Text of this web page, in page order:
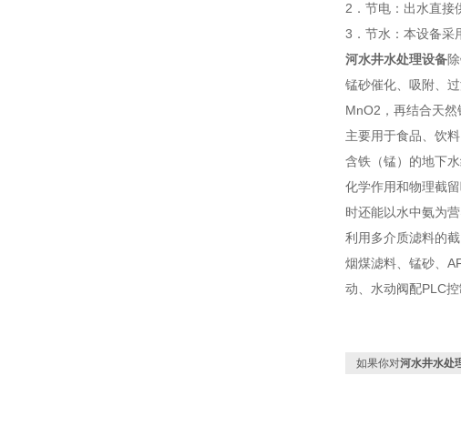
2．节电：出水直接
3．节水：本设备采
河水井水处理设备
锰砂催化、吸附、
MnO2，再结合天然
主要用于食品、饮
含铁（锰）的地下
化学作用和物理截
时还能以水中氨为
利用多介质滤料的
烟煤滤料、锰砂、
动、水动阀配PLC
如果你对河水井水处